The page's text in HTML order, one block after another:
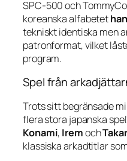
SPC-500 och
koreanska alfabetet
tekniskt identiska men
patronformat, vilket
program.
Spel från
Trots sitt begränsade
flera stora japanska
Konami, Iremoch
klassiska arkadtitlar